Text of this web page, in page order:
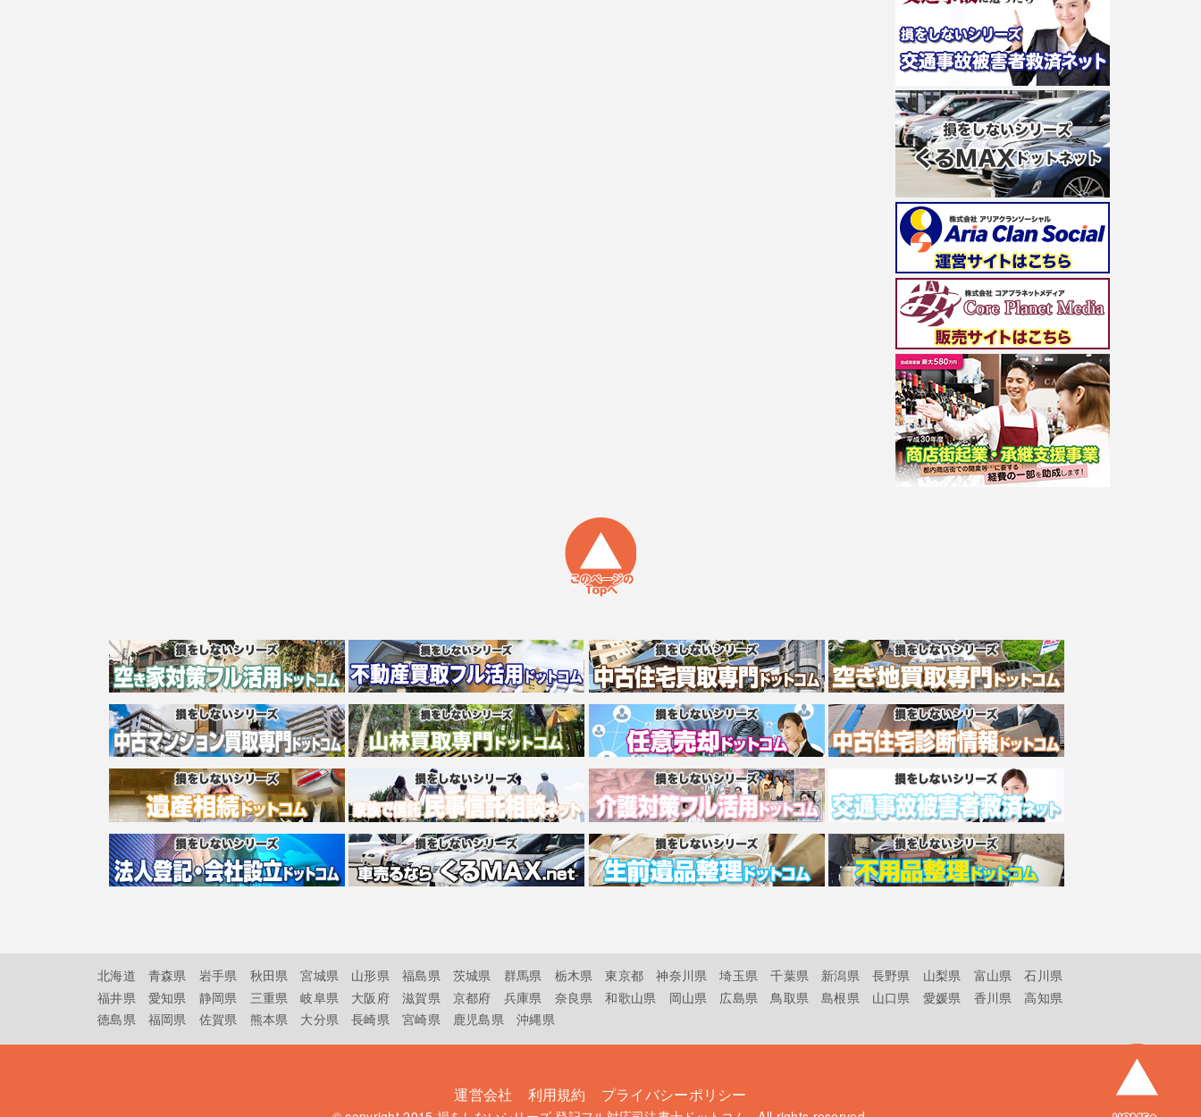
北海道 青森県 岩手県 秋田県 宮城県 山形県 福島県 茨城県 群馬県 栃木県 東京都 神奈川県 埼玉県 千葉県 新潟県 長野県 山梨県 富山県
石川県
福井県
愛知県 静岡県 三重県 岐阜県 大阪府 滋賀県 京都府 兵庫県 奈良県 和歌山県 岡山県 広島県 鳥取県 島根県 山口県 愛媛県 香川県
高知県
徳島県
福岡県 佐賀県 熊本県 大分県 長崎県 宮崎県 鹿児島県 沖縄県
運営会社 利用規約 プライバシーポリシー